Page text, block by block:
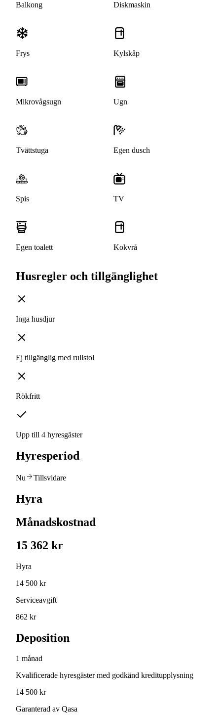
Balkong Diskmaskin
Frys Kylskåp
Mikrovågsugn Ugn
Tvättstuga Egen dusch
Spis TV
Egen toalett Kokvrå
Husregler och tillgänglighet
Inga husdjur
Ej tillgänglig med rullstol
Rökfritt
Upp till 4 hyresgäster
Hyresperiod
Nu Tillsvidare
Hyra
Månadskostnad
15 362 kr
Hyra
14 500 kr
Serviceavgift
862 kr
Deposition
1 månad
Kvalificerade hyresgäster med godkänd kreditupplysning
14 500 kr
Garanterad av Qasa